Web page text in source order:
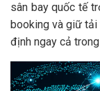
sân bay quốc tế
booking và giữ tải
định ngay cả